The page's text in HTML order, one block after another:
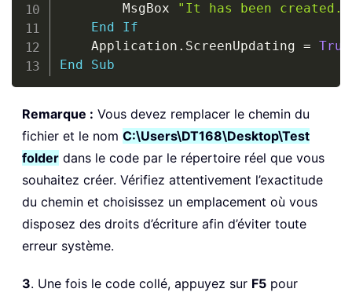
        MsgBox
"It has been created."
End
If
    Application
. ScreenUpdating = True
End
Sub
Remarque : Vous devez remplacer le chemin du
fichier et le nom C:\Users\DT168\Desktop\Test
folder dans le code par le répertoire réel que vous
souhaitez créer. Vérifiez attentivement l’exactitude
du chemin et choisissez un emplacement où vous
disposez des droits d’écriture afin d’éviter toute
erreur système.
3. Une fois le code collé, appuyez sur F5 pour